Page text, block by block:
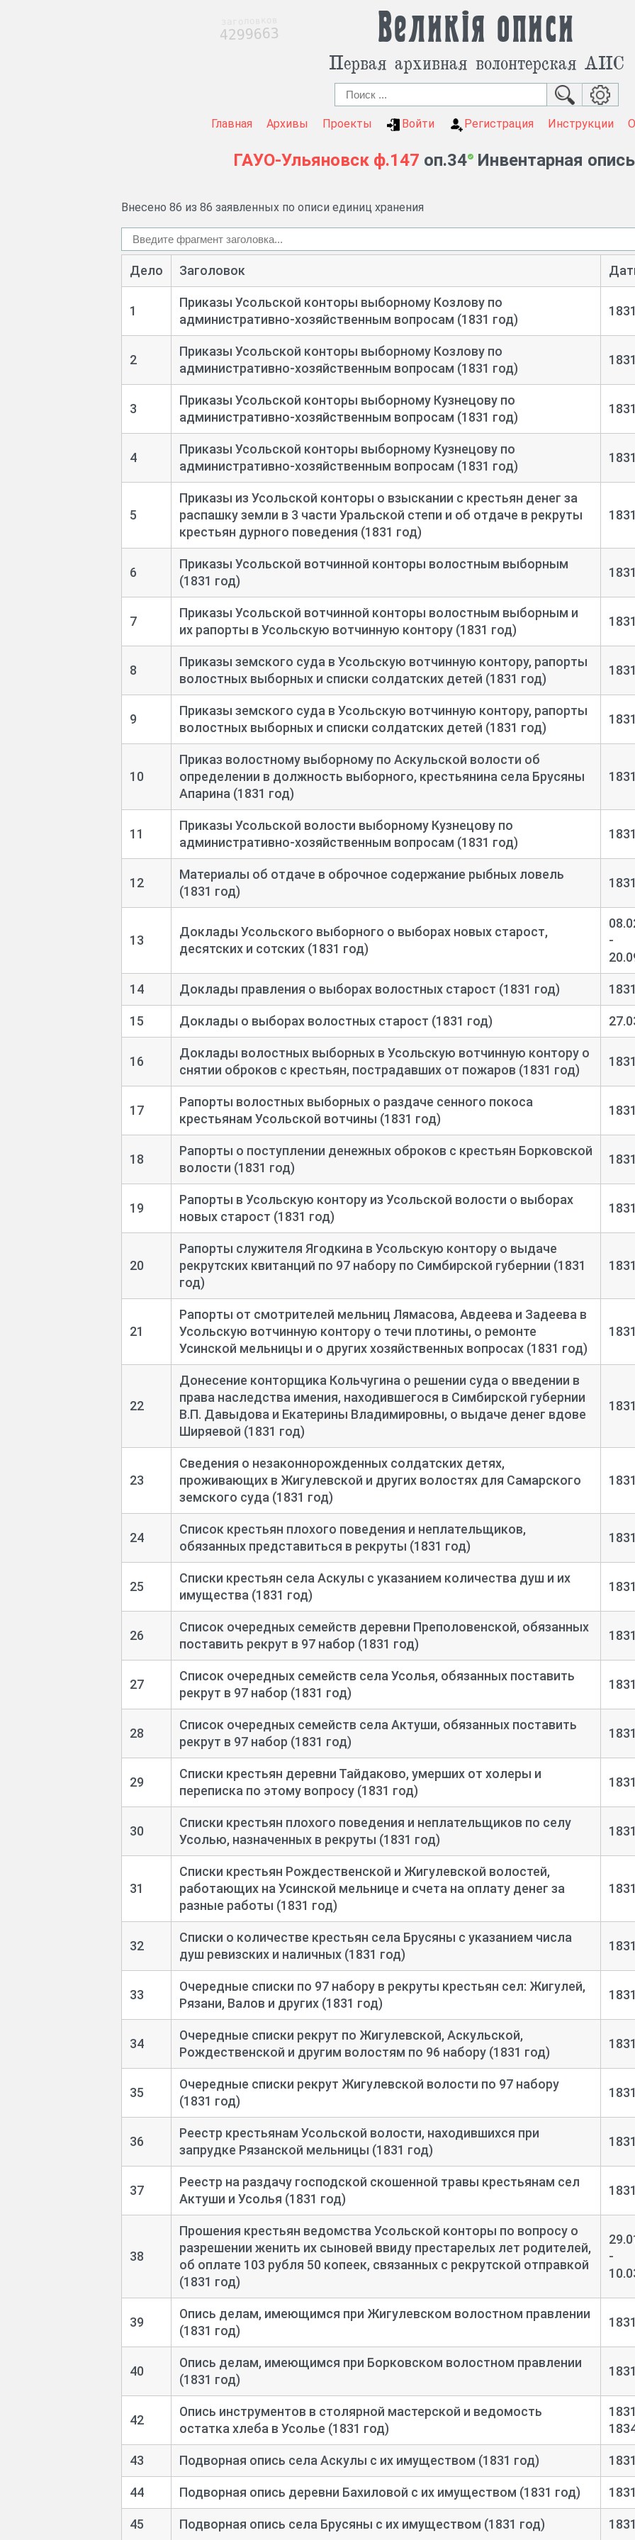
Великія описи
Первая архивная волонтерская АИС
Главная Архивы Проекты Войти Регистрация Инструкции
ГАУО-Ульяновск ф.147 оп.34 Инвентарная
Внесено 86 из 86 заявленных по описи единиц хранения
Дело Заголовок
1
Приказы Усольской конторы выборному Козлову по
административно-хозяйственным вопросам (1831 год)
1831
2
Приказы Усольской конторы выборному Козлову по
административно-хозяйственным вопросам (1831 год)
1831
3
Приказы Усольской конторы выборному Кузнецову по
административно-хозяйственным вопросам (1831 год)
1831
4
Приказы Усольской конторы выборному Кузнецову по
административно-хозяйственным вопросам (1831 год)
1831
5
Приказы из Усольской конторы о взыскании с крестьян денег за
распашку земли в 3 части Уральской степи и об отдаче в рекруты
крестьян дурного поведения (1831 год)
1831
6
Приказы Усольской вотчинной конторы волостным выборным
(1831 год)
1831
7
Приказы Усольской вотчинной конторы волостным выборным и
их рапорты в Усольскую вотчинную контору (1831 год)
1831
8
Приказы земского суда в Усольскую вотчинную контору, рапорты
волостных выборных и списки солдатских детей (1831 год)
1831
9
Приказы земского суда в Усольскую вотчинную контору, рапорты
волостных выборных и списки солдатских детей (1831 год)
1831
10
Приказ волостному выборному по Аскульской волости об
определении в должность выборного, крестьянина села Брусяны
Апарина (1831 год)
1831
11
Приказы Усольской волости выборному Кузнецову по
административно-хозяйственным вопросам (1831 год)
1831
12
Материалы об отдаче в оброчное содержание рыбных ловель
(1831 год)
1831
13
Доклады Усольского выборного о выборах новых старост,
десятских и сотских (1831 год)
-
14 Доклады правления о выборах волостных старост (1831 год) 1831
15 Доклады о выборах волостных старост (1831 год)
16
Доклады волостных выборных в Усольскую вотчинную контору о
снятии оброков с крестьян, пострадавших от пожаров (1831 год)
1831
17
Рапорты волостных выборных о раздаче сенного покоса
крестьянам Усольской вотчины (1831 год)
1831
18
Рапорты о поступлении денежных оброков с крестьян Борковской
волости (1831 год)
1831
19
Рапорты в Усольскую контору из Усольской волости о выборах
новых старост (1831 год)
1831
20
Рапорты служителя Ягодкина в Усольскую контору о выдаче
рекрутских квитанций по 97 набору по Симбирской губернии (1831
год)
1831
21
Рапорты от смотрителей мельниц Лямасова, Авдеева и Задеева в
Усольскую вотчинную контору о течи плотины, о ремонте
Усинской мельницы и о других хозяйственных вопросах (1831 год)
1831
22
Донесение конторщика Кольчугина о решении суда о введении в
права наследства имения, находившегося в Симбирской губернии
В.П. Давыдова и Екатерины Владимировны, о выдаче денег вдове
Ширяевой (1831 год)
1831
23
Сведения о незаконнорожденных солдатских детях,
проживающих в Жигулевской и других волостях для Самарского
земского суда (1831 год)
1831
24
Список крестьян плохого поведения и неплательщиков,
обязанных представиться в рекруты (1831 год)
1831
25
Списки крестьян села Аскулы с указанием количества душ и их
имущества (1831 год)
1831
26
Список очередных семейств деревни Преполовенской, обязанных
поставить рекрут в 97 набор (1831 год)
1831
27
Список очередных семейств села Усолья, обязанных поставить
рекрут в 97 набор (1831 год)
1831
28
Список очередных семейств села Актуши, обязанных поставить
рекрут в 97 набор (1831 год)
1831
29
Списки крестьян деревни Тайдаково, умерших от холеры и
переписка по этому вопросу (1831 год)
1831
30
Списки крестьян плохого поведения и неплательщиков по селу
Усолью, назначенных в рекруты (1831 год)
1831
31
Списки крестьян Рождественской и Жигулевской волостей,
работающих на Усинской мельнице и счета на оплату денег за
разные работы (1831 год)
1831
32
Списки о количестве крестьян села Брусяны с указанием числа
душ ревизских и наличных (1831 год)
1831
33
Очередные списки по 97 набору в рекруты крестьян сел: Жигулей,
Рязани, Валов и других (1831 год)
1831
34
Очередные списки рекрут по Жигулевской, Аскульской,
Рождественской и другим волостям по 96 набору (1831 год)
1831
35
Очередные списки рекрут Жигулевской волости по 97 набору
(1831 год)
1831
36
Реестр крестьянам Усольской волости, находившихся при
запрудке Рязанской мельницы (1831 год)
1831
37
Реестр на раздачу господской скошенной травы крестьянам сел
Актуши и Усолья (1831 год)
1831
38
Прошения крестьян ведомства Усольской конторы по вопросу о
разрешении женить их сыновей ввиду престарелых лет родителей,
об оплате 103 рубля 50 копеек, связанных с рекрутской отправкой
(1831 год)
-
39
Опись делам, имеющимся при Жигулевском волостном правлении
(1831 год)
1831
40
Опись делам, имеющимся при Борковском волостном правлении
(1831 год)
1831
42
Опись инструментов в столярной мастерской и ведомость
остатка хлеба в Усолье (1831 год)
43 Подворная опись села Аскулы с их имуществом (1831 год) 1831
44 Подворная опись деревни Бахиловой с их имуществом (1831 год) 1831
45 Подворная опись села Брусяны с их имуществом (1831 год) 1831
4299663